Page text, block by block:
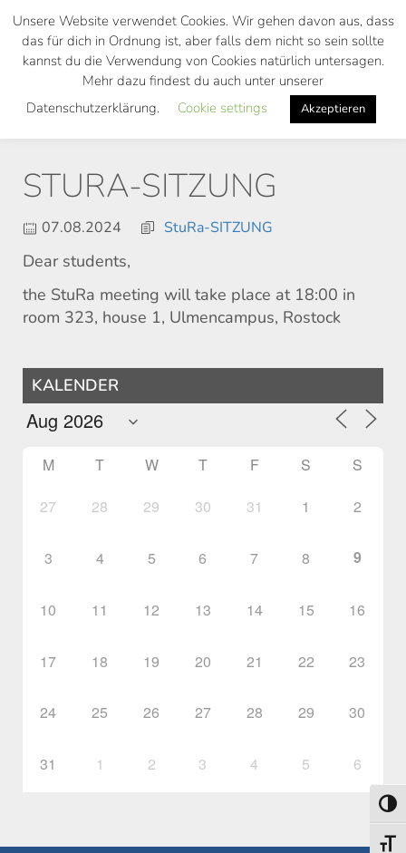
Skip
main
STURA-SITZUNG
07.08.2024 StuRa-SITZUNG
Dear students,
the StuRa meeting will take place at 18:00 in
room 323, house 1, Ulmencampus, Rostock
KALENDER
M T W T F S S
27 28 29 30 31 1 2
3 4 5 6 7 8 9
10 11 12 13 14 15 16
17 18 19 20 21 22 23
24 25 26 27 28 29 30
31 1 2 3 4 5 6
Unsere Website verwendet Cookies. Wir gehen davon aus, dass
das für dich in Ordnung ist, aber falls dem nicht so sein sollte
kannst du die Verwendung von Cookies natürlich untersagen.
Mehr dazu findest du auch unter unserer
Datenschutzerklärung.
Cookie settings Akzeptieren